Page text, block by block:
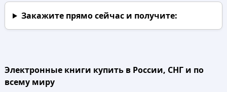
Закажите прямо сейчаси получите:
Электронные книги купить в России, СНГ и по
всему миру